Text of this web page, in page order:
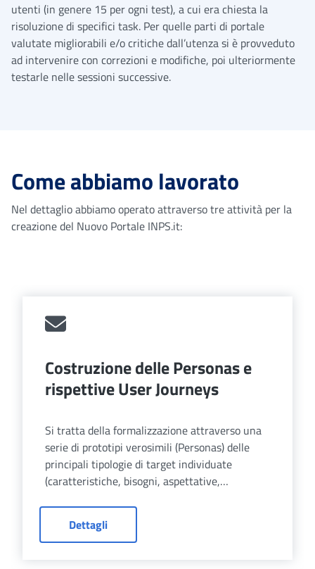
utenti (in genere 15 per ogni test), a cui era chiesta la
risoluzione di specifici task. Per quelle parti di portale
valutate migliorabili e/o critiche dall’utenza si è provveduto
ad intervenire con correzioni e modifiche, poi ulteriormente
testarle nelle sessioni successive.
Come abbiamo lavorato
Nel dettaglio abbiamo operato attraverso tre attività per la
creazione del Nuovo Portale INPS.it:
Costruzione delle Personas e
rispettive User Journeys
Si tratta della formalizzazione attraverso una
serie di prototipi verosimili (Personas) delle
principali tipologie di target individuate
(caratteristiche, bisogni, aspettative,
cui usano il portale. Isolati quelli più
significativi e ricorrenti abbiamo immaginato
dei percorsi di fruizione ottimali per sanare le
Dettagli